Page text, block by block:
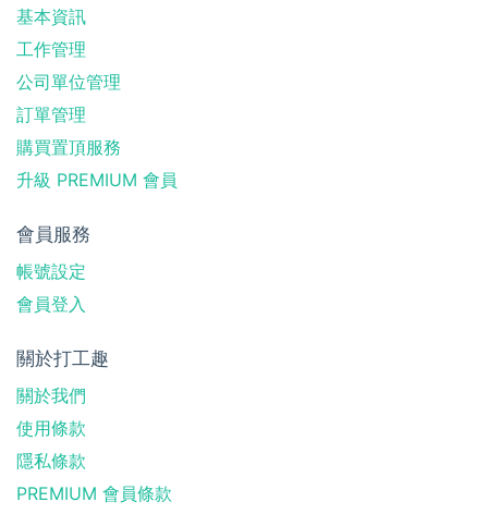
基本資訊
工作管理
公司單位管理
訂單管理
購買置頂服務
升級 PREMIUM 會員
會員服務
帳號設定
會員登入
關於打工趣
關於我們
使用條款
隱私條款
PREMIUM 會員條款